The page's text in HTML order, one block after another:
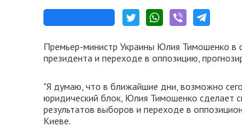
Премьер-министр Украины Юлия Тимошенко в
президента и переходе в оппозицию,
"Я думаю, что в ближайшие дни, возможно
юридический блок, Юлия Тимошенко сделает
результатов выборов и переходе в
Киеве.